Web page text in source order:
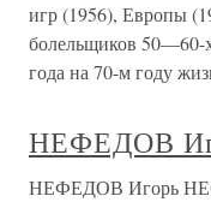
игр (1956), Европы
болельщиков 50—60-
года на 70-м году
НЕФЕДОВ
НЕФЕДОВ Игорь